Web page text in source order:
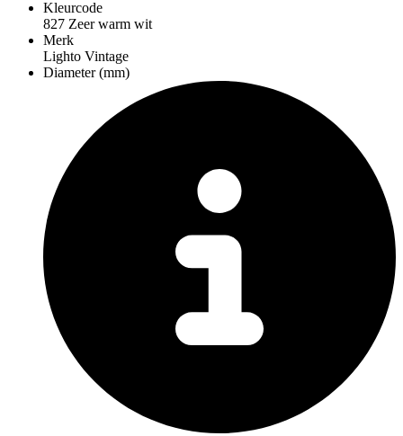
Kleurcode
827 Zeer warm wit
Merk
Lighto Vintage
Diameter (mm)